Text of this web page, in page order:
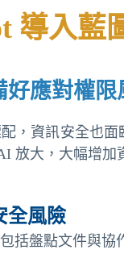
導入
應對權限
，資訊安全也
放大，大幅增加
全風險
括盤點文件與